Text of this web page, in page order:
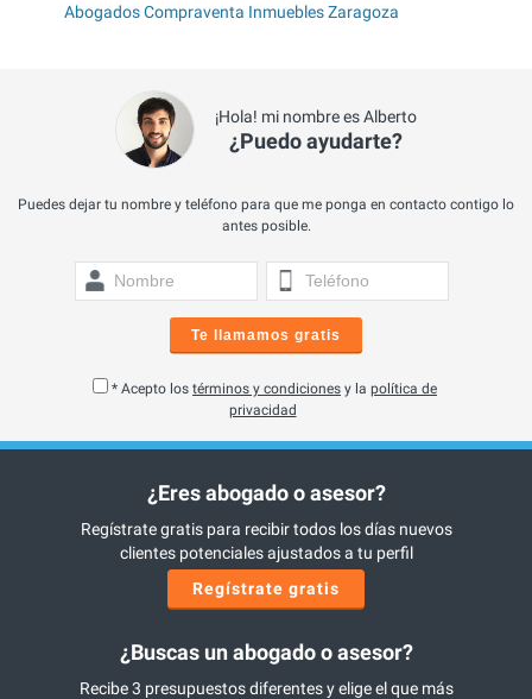
Abogados Compraventa Inmuebles Zaragoza
¡Hola! mi nombre es Alberto
¿Puedo ayudarte?
Puedes dejar tu nombre y teléfono para que me ponga en contacto contigo lo
antes posible.
Te llamamos gratis
* Acepto los términos y condiciones y la política de
privacidad
¿Eres abogado o asesor?
Regístrate gratis para recibir todos los días nuevos
clientes potenciales ajustados a tu perfil
Regístrate gratis
¿Buscas un abogado o asesor?
Recibe 3 presupuestos diferentes y elige el que más